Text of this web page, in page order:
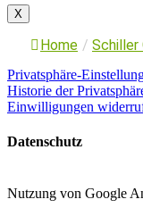
X
Home / Schiller
Privatsphäre-
Historie der
Einwilligungen
Datenschutz
Nutzung von Google